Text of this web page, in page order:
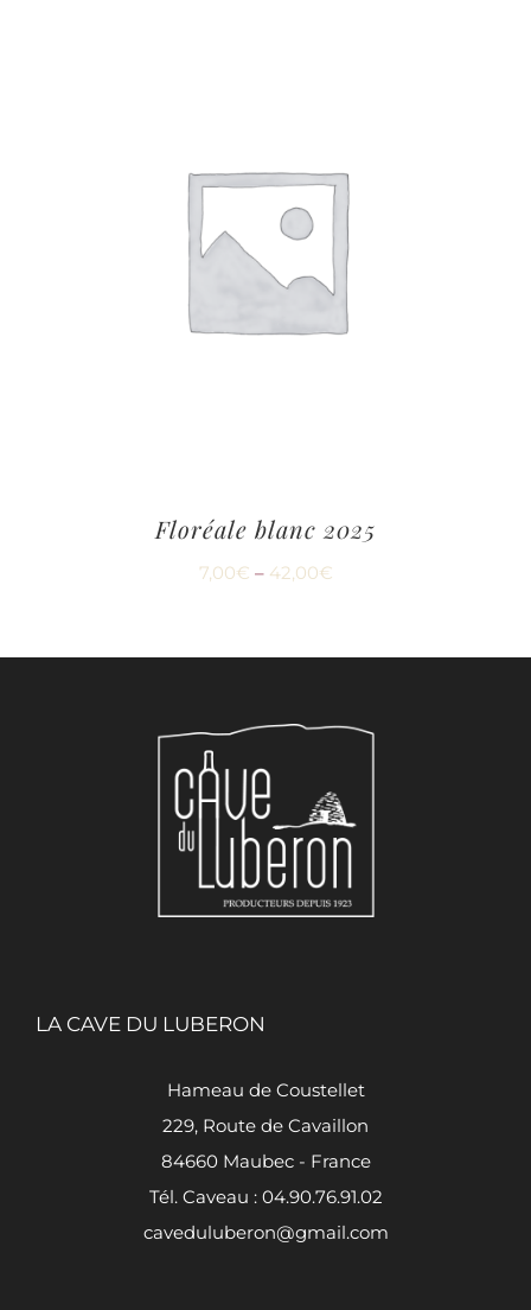
Floréale blanc 2025
7,00€ – 42,00€
LA CAVE DU LUBERON
Hameau de Coustellet
229, Route de Cavaillon
84660 Maubec - France
Tél. Caveau : 04.90.76.91.02
caveduluberon@gmail.com